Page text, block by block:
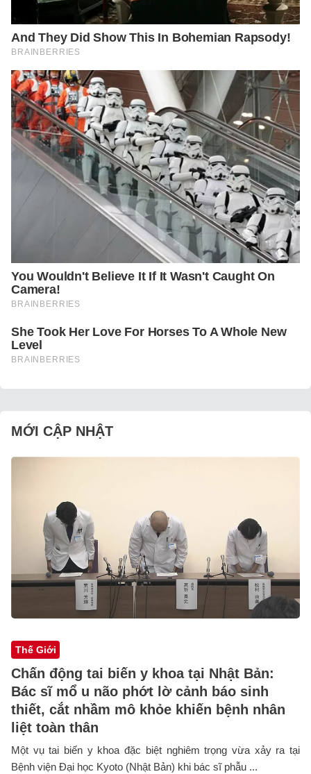
MỚI CẬP NHẬT
Thế Giới
Chấn động tai biến y khoa tại Nhật Bản:
Bác sĩ mổ u não phớt lờ cảnh báo sinh
thiết, cắt nhầm mô khỏe khiến bệnh nhân
liệt toàn thân
Một vụ tai biến y khoa đặc biệt nghiêm trọng vừa xảy ra tại
Bệnh viện Đại học Kyoto (Nhật Bản) khi bác sĩ phẫu ...